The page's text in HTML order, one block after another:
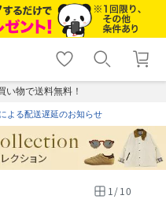
shopping_cart lock_outline
ログイン
物で送料無料！
よる配送遅延のお知らせ
1/10